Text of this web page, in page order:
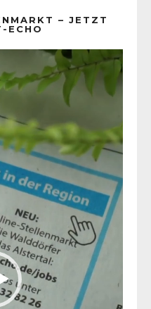
– JETZT
ECHO